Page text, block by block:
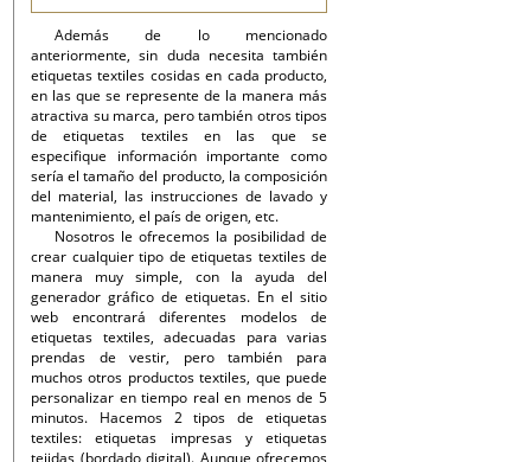
Además de lo mencionado
anteriormente, sin duda necesita también
etiquetas textiles cosidas en cada producto,
en las que se represente de la manera más
atractiva su marca, pero también otros tipos
de etiquetas textiles en las que se
especifique información importante como
sería el tamaño del producto, la composición
del material, las instrucciones de lavado y
mantenimiento, el país de origen, etc.
Nosotros le ofrecemos la posibilidad de
crear cualquier tipo de etiquetas textiles de
manera muy simple, con la ayuda del
generador gráfico de etiquetas. En el sitio
web encontrará diferentes modelos de
etiquetas textiles, adecuadas para varias
prendas de vestir, pero también para
muchos otros productos textiles, que puede
personalizar en tiempo real en menos de 5
minutos. Hacemos 2 tipos de etiquetas
textiles: etiquetas impresas y etiquetas
tejidas (bordado digital). Aunque ofrecemos